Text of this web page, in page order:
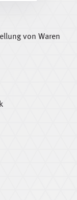
von Waren